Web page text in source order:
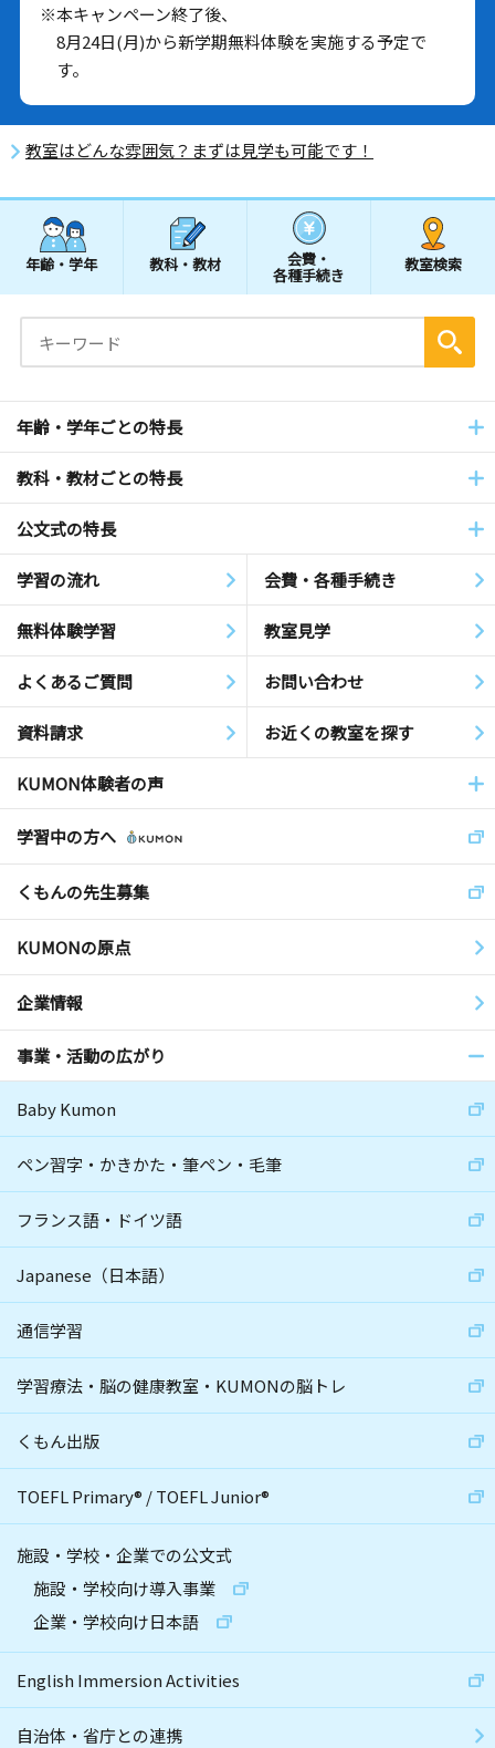
※本キャンペーン終了後、
8月24日(月)から新学期無料体験を実施する予定で
す。
教室はどんな雰囲気？まずは見学も可能です！
年齢・学年 教科・教材 会費・
各種手続き
教室検索
年齢・学年ごとの特長
教科・教材ごとの特長
公文式の特長
学習の流れ 会費・各種手続き
無料体験学習 教室見学
よくあるご質問 お問い合わせ
資料請求 お近くの教室を探す
KUMON体験者の声
学習中の方へ
くもんの先生募集
KUMONの原点
企業情報
事業・活動の広がり
Baby Kumon
ペン習字・かきかた・筆ペン・毛筆
フランス語・ドイツ語
Japanese（日本語）
通信学習
学習療法・脳の健康教室・KUMONの脳トレ
くもん出版
TOEFL Primary® /TOEFL Junior®
施設・学校・企業での公文式
施設・学校向け導入事業
企業・学校向け日本語
English Immersion Activities
自治体・省庁との連携